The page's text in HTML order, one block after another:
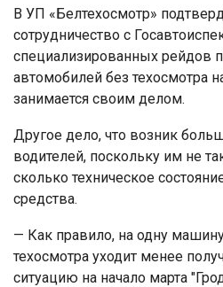
В УП «Белтехосмотр»
сотрудничество с
специализированных рейдов
автомобилей без техосмотра
занимается своим делом.
Другое дело, что возник
водителей, поскольку им не
сколько техническое
средства.
— Как правило, на одну
техосмотра уходит менее
ситуацию на начало марта